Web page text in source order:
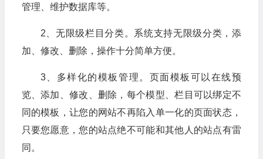
管理、维护数据库等。
2、无限级栏目分类。系统支持无限级分类，添
加、修改、删除，操作十分简单方便。
3、多样化的模板管理。页面模板可以在线预
览、添加、修改、删除，每个模型、栏目可以绑定不
同的模板，让您的网站不再陷入单一化的页面状态，
只要您愿意，您的站点绝不可能和其他人的站点有雷
同。